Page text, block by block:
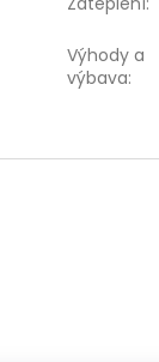
Výhody a
výbava: